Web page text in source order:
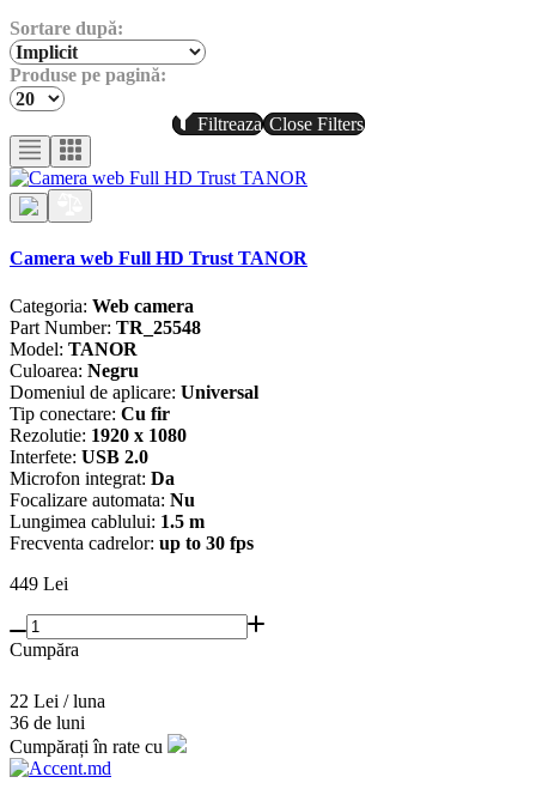
Sortare după:
Produse pe pagină:
FiltreazaClose Filters
Camera web Full HD Trust TANOR
Categoria: Web camera
Part Number: TR_25548
Model: TANOR
Culoarea: Negru
Domeniul de aplicare: Universal
Tip conectare: Cu fir
Rezolutie: 1920 x 1080
Interfete: USB 2.0
Microfon integrat: Da
Focalizare automata: Nu
Lungimea cablului: 1.5 m
Frecventa cadrelor: up to 30 fps
449 Lei
Cumpăra
22 Lei / luna
36 de luni
Cumpărați în rate cu